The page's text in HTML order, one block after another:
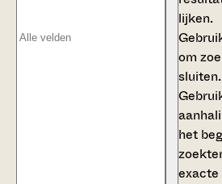
lijken.
om
sluiten.
het
exacte